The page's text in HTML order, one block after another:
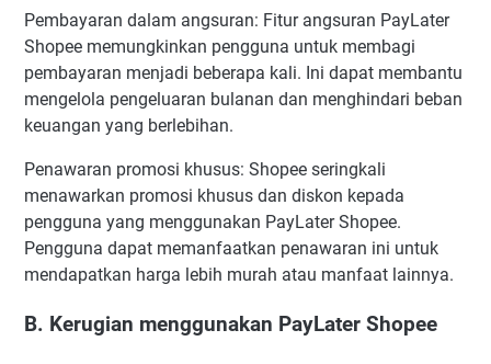
Pembayaran dalam angsuran: Fitur angsuran PayLater
Shopee memungkinkan pengguna untuk membagi
pembayaran menjadi beberapa kali. Ini dapat membantu
mengelola pengeluaran bulanan dan menghindari beban
keuangan yang berlebihan.
Penawaran promosi khusus: Shopee seringkali
menawarkan promosi khusus dan diskon kepada
pengguna yang menggunakan PayLater Shopee.
Pengguna dapat memanfaatkan penawaran ini untuk
mendapatkan harga lebih murah atau manfaat lainnya.
B. Kerugian menggunakan PayLater Shopee